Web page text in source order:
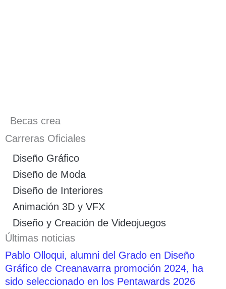
Becas crea
Carreras Oficiales
Diseño Gráfico
Diseño de Moda
Diseño de Interiores
Animación 3D y VFX
Diseño y Creación de Videojuegos
Últimas noticias
Pablo Olloqui, alumni del Grado en Diseño
Gráfico de Creanavarra promoción 2024, ha
sido seleccionado en los Pentawards 2026